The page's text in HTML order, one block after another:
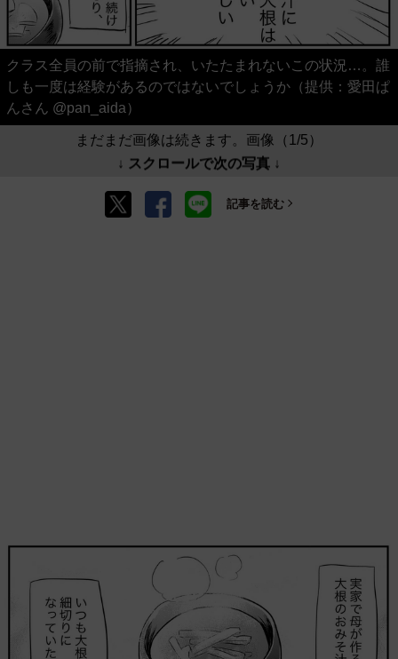
クラス全員の前で指摘され、いたたまれないこの状況…。誰
しも一度は経験があるのではないでしょうか（提供：愛田ぱ
んさん @pan_aida）
まだまだ画像は続きます。画像（1/5）
↓ スクロールで次の写真 ↓
記事を読む